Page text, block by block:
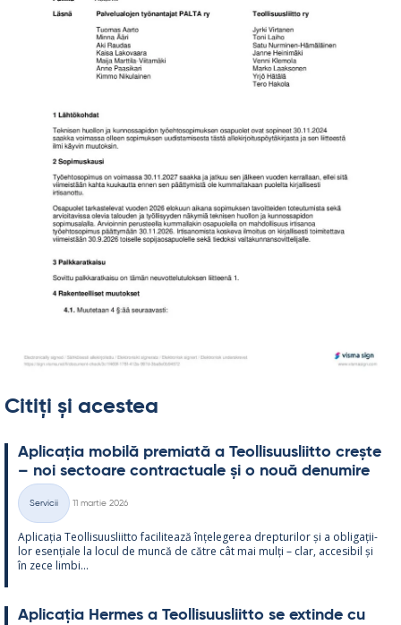
Citiți și acestea
Aplicația mo­bilă pre­miată a Teol­li­suus­liitto crește
– noi sec­toare cont­rac­tuale și o nouă de­nu­mire
Categorii
Servicii
11 martie 2026
Aplicația Teol­li­suus­liitto faci­li­tează înțe­le­ge­rea drep­tu­ri­lor și a obli­gații­
lor esențiale la locul de muncă de către cât mai mulți – clar, acce­si­bil și
în zece limbi...
Aplicația Her­mes a Teol­li­suus­liitto se ex­tinde cu